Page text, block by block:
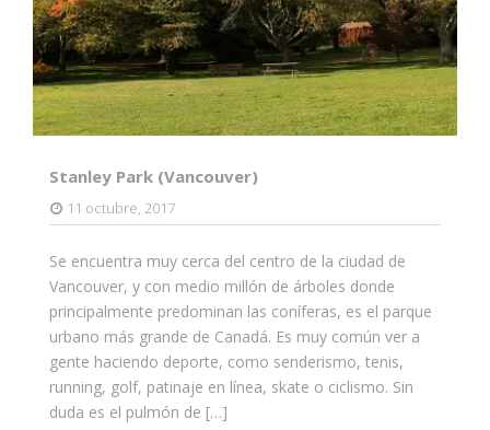
Stanley Park (Vancouver)
11 octubre, 2017
Se encuentra muy cerca del centro de la ciudad de
Vancouver, y con medio millón de árboles donde
principalmente predominan las coníferas, es el parque
urbano más grande de Canadá. Es muy común ver a
gente haciendo deporte, como senderismo, tenis,
running, golf, patinaje en línea, skate o ciclismo. Sin
duda es el pulmón de […]